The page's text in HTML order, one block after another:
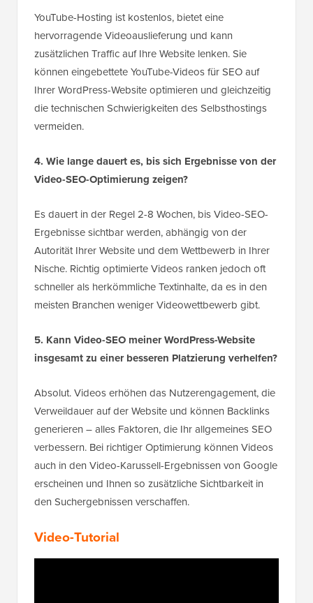
YouTube-Hosting ist kostenlos, bietet eine
hervorragende Videoauslieferung und kann
zusätzlichen Traffic auf Ihre Website lenken. Sie
können eingebettete YouTube-Videos für SEO auf
Ihrer WordPress-Website optimieren und gleichzeitig
die technischen Schwierigkeiten des Selbsthostings
vermeiden.
4. Wie lange dauert es, bis sich Ergebnisse von der
Video-SEO-Optimierung zeigen?
Es dauert in der Regel 2-8 Wochen, bis Video-SEO-
Ergebnisse sichtbar werden, abhängig von der
Autorität Ihrer Website und dem Wettbewerb in Ihrer
Nische. Richtig optimierte Videos ranken jedoch oft
schneller als herkömmliche Textinhalte, da es in den
meisten Branchen weniger Videowettbewerb gibt.
5. Kann Video-SEO meiner WordPress-Website
insgesamt zu einer besseren Platzierung verhelfen?
Absolut. Videos erhöhen das Nutzerengagement, die
Verweildauer auf der Website und können Backlinks
generieren – alles Faktoren, die Ihr allgemeines SEO
verbessern. Bei richtiger Optimierung können Videos
auch in den Video-Karussell-Ergebnissen von Google
erscheinen und Ihnen so zusätzliche Sichtbarkeit in
den Suchergebnissen verschaffen.
Video-Tutorial